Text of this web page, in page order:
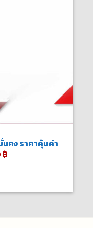
นคง ราคาคุ้มค่า
฿Current